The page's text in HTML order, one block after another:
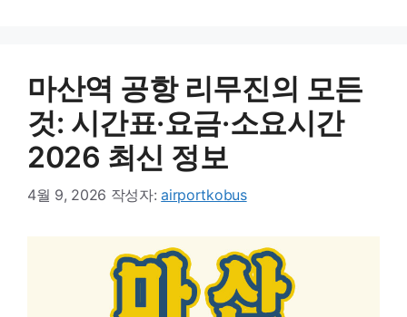
마산역 공항 리무진의 모든
것: 시간표·요금·소요시간
2026 최신 정보
4월 9, 2026 작성자:airportkobus